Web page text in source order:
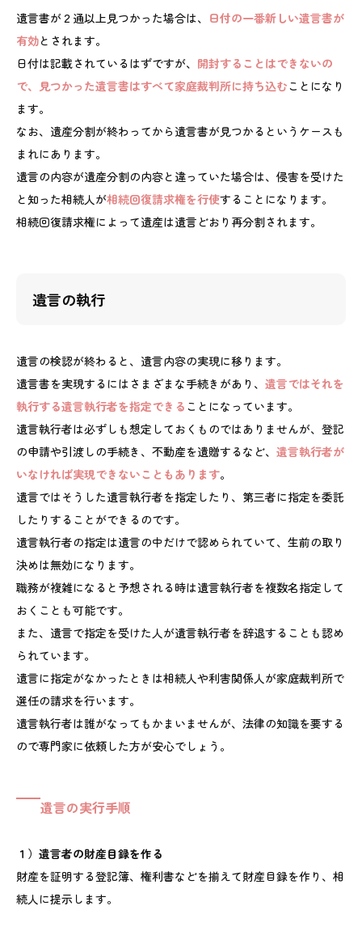
遺言書が２通以上見つかった場合は、 日付の一番新しい遺言書が
有効とされます。
日付は記載されているはずですが、 開封することはできないの
で、見つかった遺言書はすべて家庭裁判所に持ち込むことになり
ます。
なお、遺産分割が終わってから遺言書が見つかるというケースも
まれにあります。
遺言の内容が遺産分割の内容と違っていた場合は、侵害を受けた
と知った相続人が相続回復請求権を行使することになります。
相続回復請求権によって遺産は遺言どおり再分割されます。
遺言の執行
遺言の検認が終わると、遺言内容の実現に移ります。
遺言書を実現するにはさまざまな手続きがあり、 遺言ではそれを
執行する遺言執行者を指定できる ことになっています。
遺言執行者は必ずしも想定しておくものではありませんが、登記
の申請や引渡しの手続き、不動産を遺贈するなど、 遺言執行者が
いなければ実現できないこともあります。
遺言ではそうした遺言執行者を指定したり、第三者に指定を委託
したりすることができるのです。
遺言執行者の指定は遺言の中だけで認められていて、生前の取り
決めは無効になります。
職務が複雑になると予想される時は遺言執行者を複数名指定して
おくことも可能です。
また、遺言で指定を受けた人が遺言執行者を辞退することも認め
られています。
遺言に指定がなかったときは相続人や利害関係人が家庭裁判所で
選任の請求を行います。
遺言執行者は誰がなってもかまいませんが、法律の知識を要する
ので専門家に依頼した方が安心でしょう。
遺言の実行手順
１）遺言者の財産目録を作る
財産を証明する登記簿、権利書などを揃えて財産目録を作り、相
続人に提示します。